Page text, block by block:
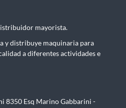
mayorista.
y distribuye maquinaria para
a diferentes actividades e
8350 Esq Marino Gabbarini -